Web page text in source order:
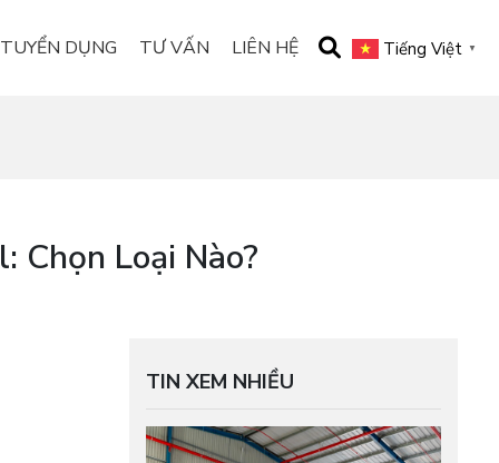
TUYỂN DỤNG TƯ VẤN LIÊN HỆ Tiếng Việt ▼
Chọn Loại Nào?
TIN XEM NHIỀU